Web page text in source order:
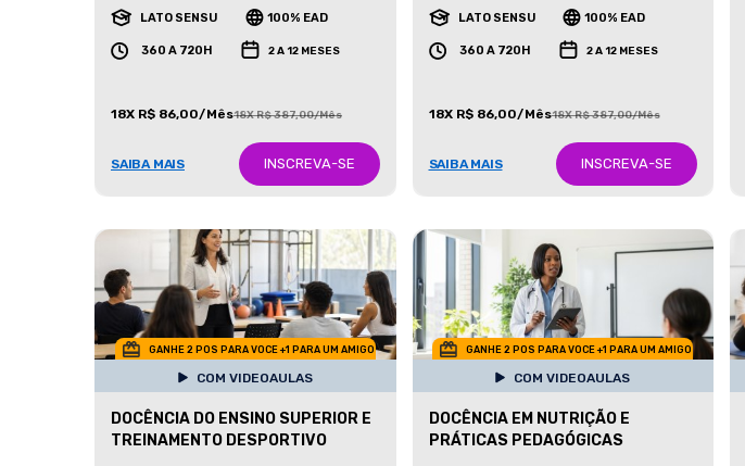
LATO SENSU 100% EAD
360 A 720H 2 A 12 MESES
18X R$ 86,00/Mês18X R$ 387,00/Mês
SAIBA MAIS INSCREVA-SE
LATO SENSU 100% EAD
360 A 720H 2 A 12 MESES
18X R$ 86,00/Mês18X R$ 387,00/Mês
SAIBA MAIS INSCREVA-SE
GANHE 2 POS PARA VOCE +1 PARA UM AMIGO
COM VIDEOAULAS
DOCÊNCIA DO ENSINO SUPERIOR E
TREINAMENTO DESPORTIVO
GANHE 2 POS PARA VOCE +1 PARA UM AMIGO
COM VIDEOAULAS
DOCÊNCIA EM NUTRIÇÃO E
PRÁTICAS PEDAGÓGICAS